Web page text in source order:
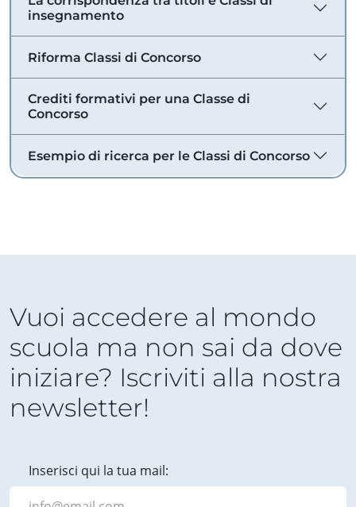
insegnamento
Riforma Classi di Concorso
Crediti formativi per una Classe di
Concorso
Esempio di ricerca per le Classi di Concorso
Vuoi accedere al mondo
scuola ma non sai da dove
iniziare? Iscriviti alla nostra
newsletter!
Inserisci qui la tua mail: